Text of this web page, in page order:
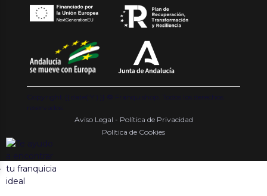
Copyright {{ date('Y') }} ® Franquishop. Todos los derechos
reservados
Aviso Legal - Política de Privacidad
Política de Cookies
.